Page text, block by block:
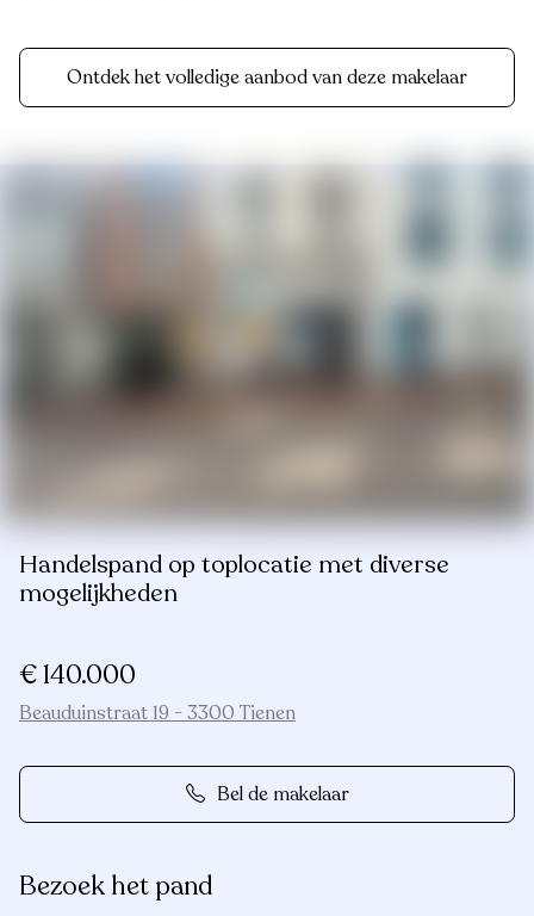
Ontdek het volledige aanbod van deze makelaar
Handelspand op toplocatie met diverse
mogelijkheden
€ 140.000
Beauduinstraat 19 - 3300 Tienen
Bel de makelaar
Bezoek het pand